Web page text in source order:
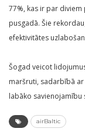
77%, kas ir par
pusgadā. Šie
efektivitātes
Šogad veicot
maršruti, sadarbībā
labāko savienojamību
airBaltic